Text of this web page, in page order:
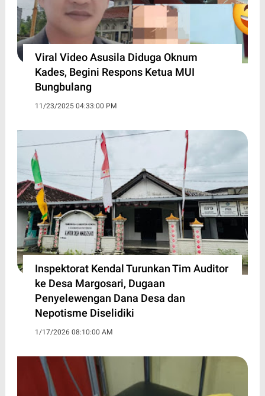
Viral Video Asusila Diduga Oknum
Kades, Begini Respons Ketua MUI
Bungbulang
11/23/2025 04:33:00 PM
Inspektorat Kendal Turunkan Tim Auditor
ke Desa Margosari, Dugaan
Penyelewengan Dana Desa dan
Nepotisme Diselidiki
1/17/2026 08:10:00 AM